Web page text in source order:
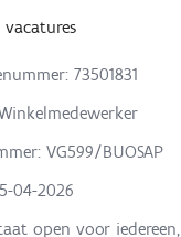
73501831
VG599/BUOSAP
04-2026
open voor